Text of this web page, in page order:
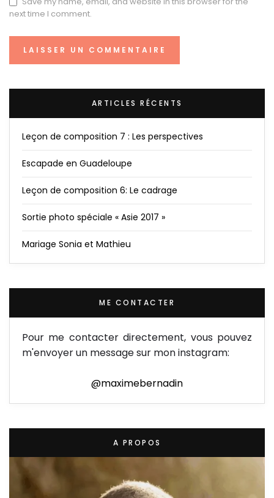
next time I comment.
ARTICLES RÉCENTS
Leçon de composition 7 : Les perspectives
Escapade en Guadeloupe
Leçon de composition 6: Le cadrage
Sortie photo spéciale « Asie 2017 »
Mariage Sonia et Mathieu
ME CONTACTER
Pour me contacter directement, vous pouvez
m'envoyer un message sur mon instagram:
@maximebernadin
A PROPOS